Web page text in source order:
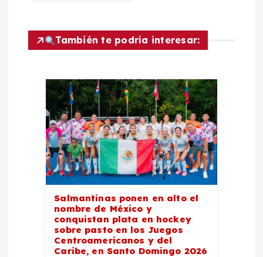
ó
También te podría interesar:
Salmantinas ponen en alto el
nombre de México y
conquistan plata en hockey
sobre pasto en los Juegos
Centroamericanos y del
Caribe, en Santo Domingo 2026